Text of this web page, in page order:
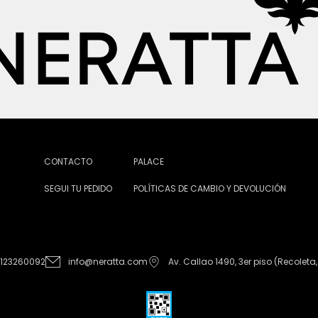
CONTACTO PALACE
SEGUI TU PEDIDO POLÍTICAS DE CAMBIO Y DEVOLUCIÓN
info@neratta.com Av. Callao 1490, 3er piso (Recoleta,